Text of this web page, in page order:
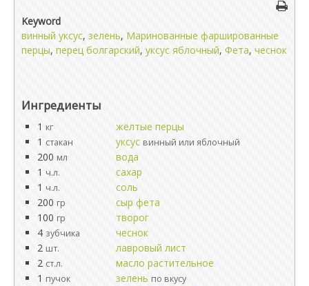
Keyword
винный уксус, зелень, Маринованные фаршированные
перцы, перец болгарский, уксус яблочный, Фета, чеснок
Ингредиенты
1 кг
жёлтые перцы
1 стакан уксус винный или яблочный
200 мл
вода
1 ч.л.
сахар
1 ч.л.
соль
200 гр
сыр фета
100 гр
творог
4 зубчика
чеснок
2 шт.
лавровый лист
2 ст.л.
масло растительное
1 пучок зелень по вкусу